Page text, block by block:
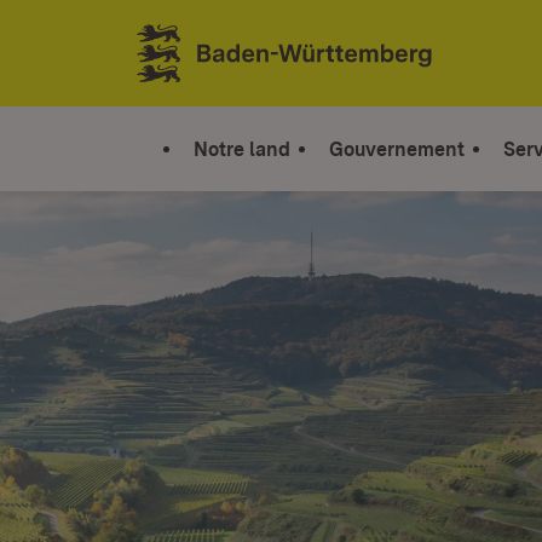
Sauter au contenu
Link zur Startseite
Notre land Gouvernement